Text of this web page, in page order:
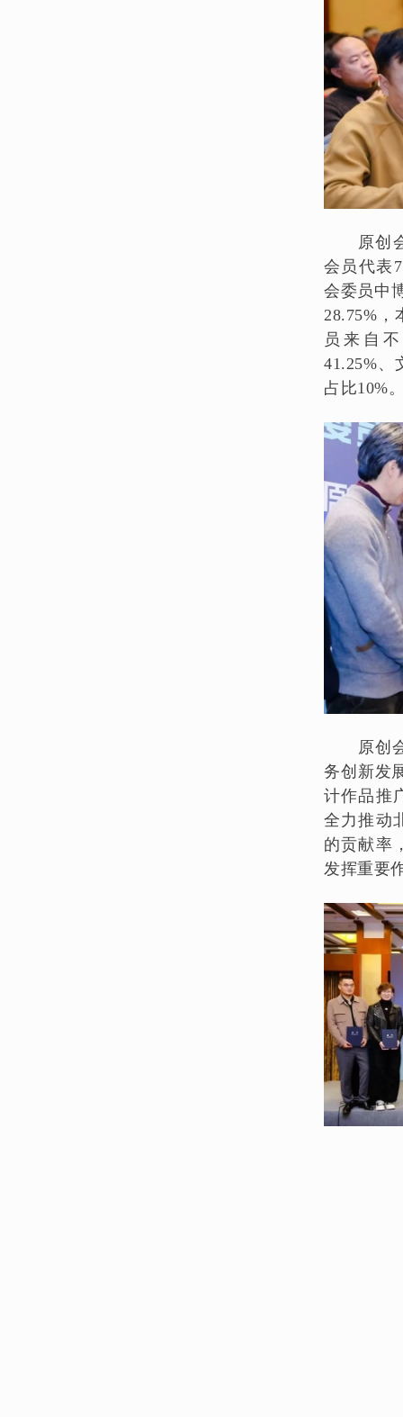
原创
会员代表
会委员中
28.75%，
员来自
41.25%、
占比10%
原创
务创新发
计作品推
全力推动
的贡献率
发挥重要